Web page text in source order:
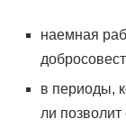
наемная
в периоды,
ли